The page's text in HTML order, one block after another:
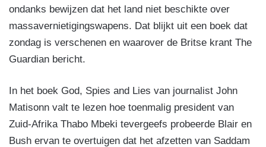
k
ondanks bewijzen dat het land niet beschikte over
massavernietigingswapens. Dat blijkt uit een boek dat
zondag is verschenen en waarover de Britse krant The
Guardian bericht.
In het boek God, Spies and Lies van journalist John
Matisonn valt te lezen hoe toenmalig president van
Zuid-Afrika Thabo Mbeki tevergeefs probeerde Blair en
Bush ervan te overtuigen dat het afzetten van Saddam